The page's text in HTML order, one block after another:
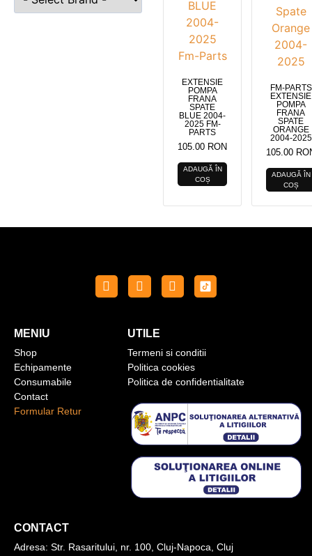
EXTENSIE
POMPA
FRANA
SPATE
BLUE 2004-
2025 FM-
PARTS
105.00 RON
ADAUGĂ ÎN
COȘ
FM-PARTS
EXTENSIE
POMPA
FRANA
SPATE
ORANGE
2004-2025
105.00
ADAUGĂ ÎN
COȘ
MENIU
Shop
Echipamente
Consumabile
Contact
Formular Retur
UTILE
Termeni si conditii
Politica cookies
Politica de confidentialitate
CONTACT
Adresa: Str. Rasaritului, nr. 100, Cluj-Napoca, Cluj